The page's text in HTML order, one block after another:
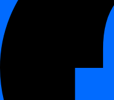
Utilisation de la commande
les utilisateurs gérant